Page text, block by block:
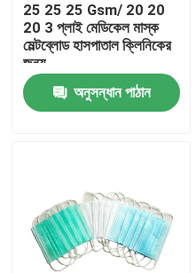
আমাদের সম্পর্কে
25 25 25 Gsm/ 20 20
20 3 প্লাই মেডিকেল মাস্ক
মেল্টব্লোড হাসপাতাল ক্লিনিকের
জন্য
অনুসন্ধান পাঠান